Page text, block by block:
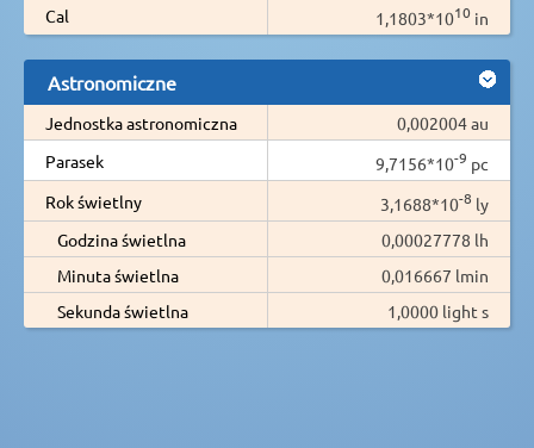
Cal
1,1803*1010 in
Astronomiczne
Jednostka astronomiczna
0,002004 au
Parasek
9,7156*10-9 pc
Rok świetlny
3,1688*10-8 ly
Godzina świetlna
0,00027778 lh
Minuta świetlna
0,016667 lmin
Sekunda świetlna
1,0000 light s